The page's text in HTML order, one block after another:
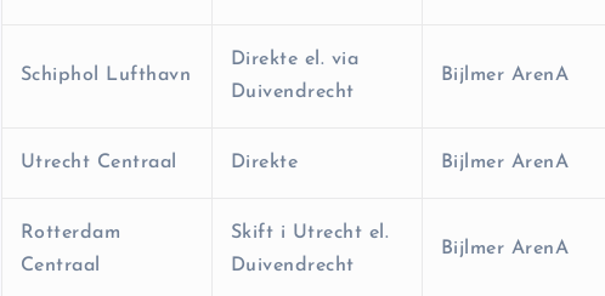
Schiphol Lufthavn
Direkte el. via
Duivendrecht
Bijlmer ArenA
Utrecht Centraal Direkte Bijlmer ArenA
Rotterdam
Centraal
Skift i Utrecht el.
Duivendrecht
Bijlmer ArenA